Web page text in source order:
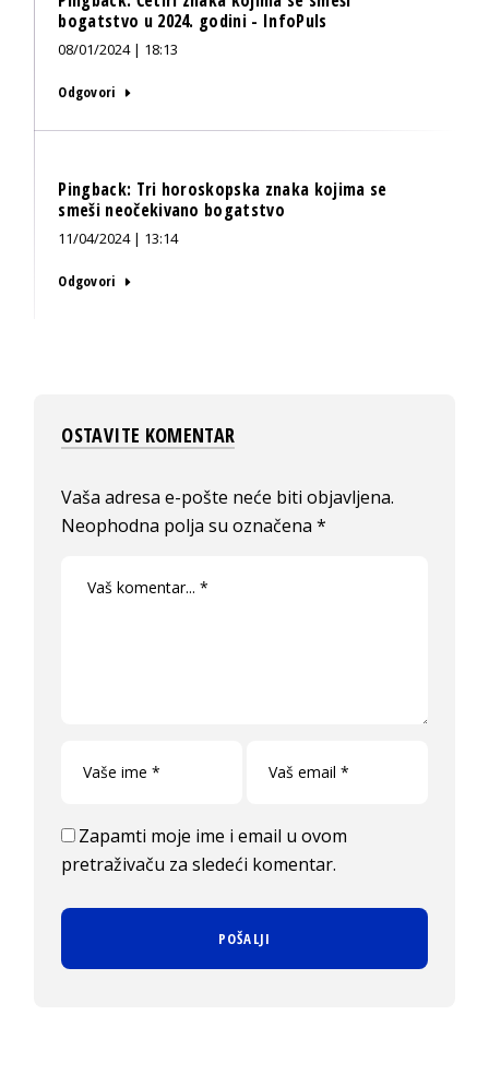
bogatstvo u 2024. godini - InfoPuls
08/01/2024 | 18:13
Odgovori
Pingback: Tri horoskopska znaka kojima se
smeši neočekivano bogatstvo
11/04/2024 | 13:14
Odgovori
OSTAVITE KOMENTAR
Vaša adresa e-pošte neće biti objavljena.
Neophodna polja su označena*
Zapamti moje ime i email u ovom
pretraživaču za sledeći komentar.